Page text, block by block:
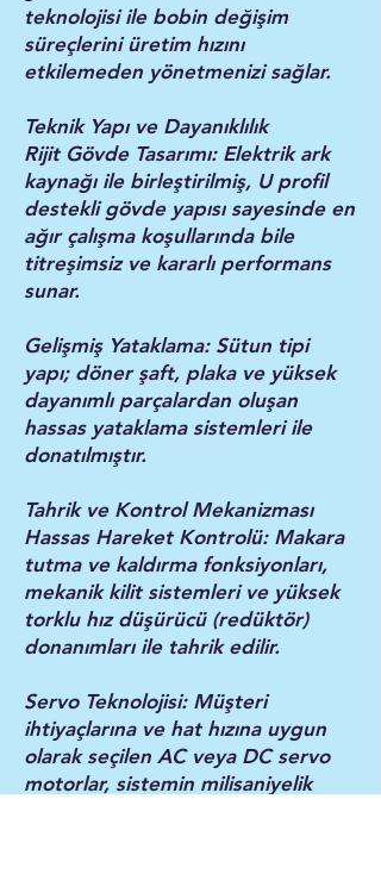
teknolojisi ile bobin değişim
süreçlerini üretim hızını
etkilemeden yönetmenizi sağlar.
Teknik Yapı ve Dayanıklılık
Rijit Gövde Tasarımı: Elektrik ark
kaynağı ile birleştirilmiş, U profil
destekli gövde yapısı sayesinde en
ağır çalışma koşullarında bile
titreşimsiz ve kararlı performans
sunar.
Gelişmiş Yataklama: Sütun tipi
yapı; döner şaft, plaka ve yüksek
dayanımlı parçalardan oluşan
hassas yataklama sistemleri ile
donatılmıştır.
Tahrik ve Kontrol Mekanizması
Hassas Hareket Kontrolü: Makara
tutma ve kaldırma fonksiyonları,
mekanik kilit sistemleri ve yüksek
torklu hız düşürücü (redüktör)
donanımları ile tahrik edilir.
Servo Teknolojisi: Müşteri
ihtiyaçlarına ve hat hızına uygun
olarak seçilen AC veya DC servo
motorlar, sistemin milisaniyelik